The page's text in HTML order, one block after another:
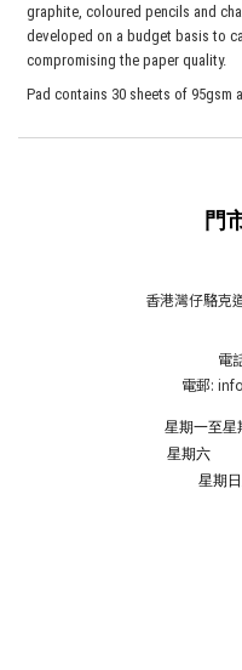
graphite, coloured pencils and
developed on a budget basis to
compromising the paper quality.
Pad contains 30 sheets of 95gsm
門
香港灣仔駱克
電
電郵: info
星期一至星
星期六
星期